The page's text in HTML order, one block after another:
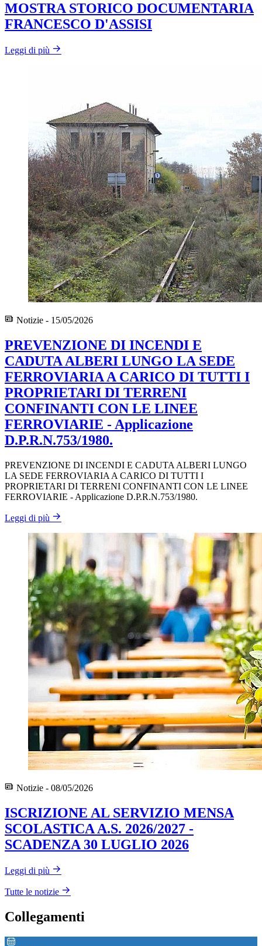
MOSTRA STORICO DOCUMENTARIA
FRANCESCO D'ASSISI
Leggi di più
Notizie - 15/05/2026
PREVENZIONE DI INCENDI E
CADUTA ALBERI LUNGO LA SEDE
FERROVIARIA A CARICO DI TUTTI I
PROPRIETARI DI TERRENI
CONFINANTI CON LE LINEE
FERROVIARIE - Applicazione
D.P.R.N.753/1980.
PREVENZIONE DI INCENDI E CADUTA ALBERI LUNGO
LA SEDE FERROVIARIA A CARICO DI TUTTI I
PROPRIETARI DI TERRENI CONFINANTI CON LE LINEE
FERROVIARIE - Applicazione D.P.R.N.753/1980.
Leggi di più
Notizie - 08/05/2026
ISCRIZIONE AL SERVIZIO MENSA
SCOLASTICA A.S. 2026/2027 -
SCADENZA 30 LUGLIO 2026
Leggi di più
Tutte le notizie
Collegamenti